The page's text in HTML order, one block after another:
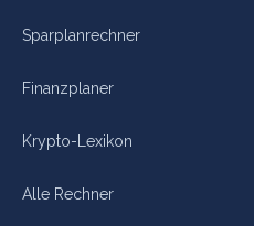
Sparplanrechner
Finanzplaner
Krypto-Lexikon
Alle Rechner